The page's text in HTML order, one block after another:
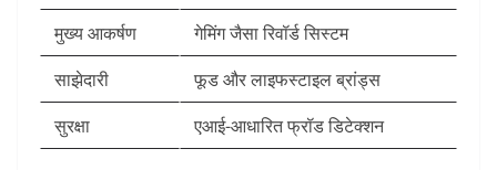
मुख्य आकर्षण
गेमिंग जैसा रिवॉर्ड सिस्टम
साझेदारी
फूड और लाइफस्टाइल ब्रांड्स
सुरक्षा
एआई-आधारित फ्रॉड डिटेक्शन